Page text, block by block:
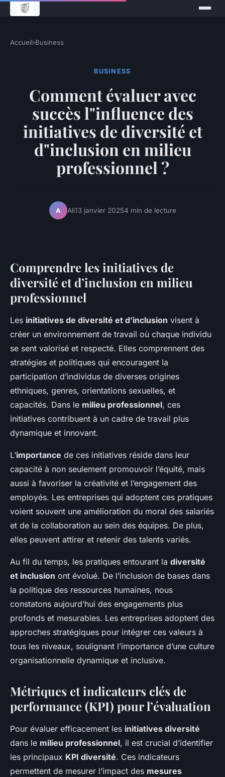
Accueil›Business
BUSINESS
Comment évaluer avec
succès l"influence des
initiatives de diversité et
d"inclusion en milieu
professionnel ?
A Ali13 janvier 20254 min de lecture
Comprendre les initiatives de
diversité et d’inclusion en milieu
professionnel
Les initiatives de diversité et d’inclusion visent à
créer un environnement de travail où chaque individu
se sent valorisé et respecté. Elles comprennent des
stratégies et politiques qui encouragent la
participation d’individus de diverses origines
ethniques, genres, orientations sexuelles, et
capacités. Dans le milieu professionnel, ces
initiatives contribuent à un cadre de travail plus
dynamique et innovant.
L’importance de ces initiatives réside dans leur
capacité à non seulement promouvoir l’équité, mais
aussi à favoriser la créativité et l’engagement des
employés. Les entreprises qui adoptent ces pratiques
voient souvent une amélioration du moral des salariés
et de la collaboration au sein des équipes. De plus,
elles peuvent attirer et retenir des talents variés.
Au fil du temps, les pratiques entourant la diversité
et inclusion ont évolué. De l’inclusion de bases dans
la politique des ressources humaines, nous
constatons aujourd’hui des engagements plus
profonds et mesurables. Les entreprises adoptent des
approches stratégiques pour intégrer ces valeurs à
tous les niveaux, soulignant l’importance d’une culture
organisationnelle dynamique et inclusive.
Métriques et indicateurs clés de
performance (KPI) pour l’évaluation
Pour évaluer efficacement les initiatives diversité
dans le milieu professionnel, il est crucial d’identifier
les principaux KPI diversité. Ces indicateurs
permettent de mesurer l’impact des mesures